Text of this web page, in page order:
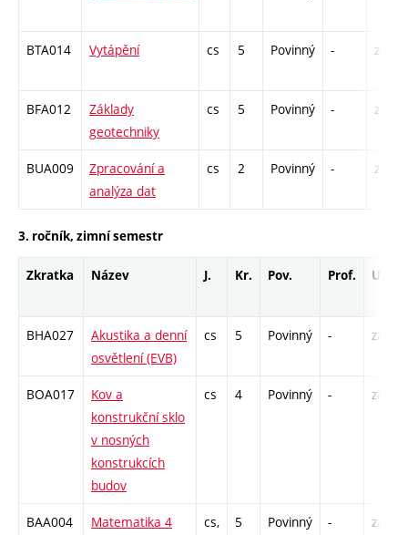
BTA014 Vytápění cs 5 Povinný - zá,zk
BFA012
Základy
geotechniky
cs 5 Povinný - zá,zk
BUA009
Zpracování a
analýza dat
cs 2 Povinný - zá
3. ročník, zimní semestr
Zkratka Název J. Kr. Pov. Prof. Uk.
BHA027
Akustika a denní
osvětlení (EVB)
cs 5 Povinný - zá,zk
BOA017
Kov a
konstrukční sklo
v nosných
konstrukcích
budov
cs 4 Povinný - zá,zk
BAA004 Matematika 4
cs,
5 Povinný - zá,zk